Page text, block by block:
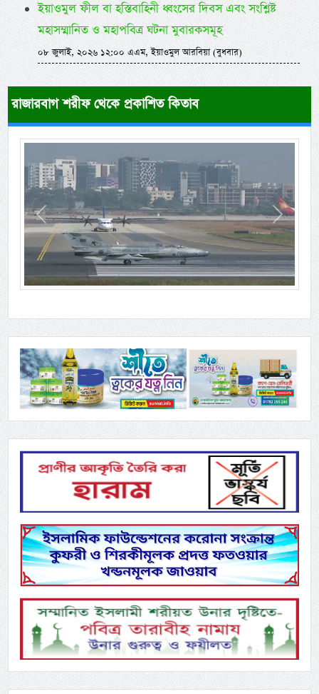
ইয়াওমুল ফীল বা হস্তিবাহিনী ধ্বংসের দিবস এবং সংশ্লিষ্ট
মহাসম্মানিত ও মহাপবিত্র ঘটনা মুবারকসমূহ
০৮ জুলাই, ২০২৬ ১২:০০ এএম, ইয়াওমুল আরবিয়া (বুধবার)
রাজারবাগ শরীফ থেকে প্রকাশিত কিতাব
Previous Next